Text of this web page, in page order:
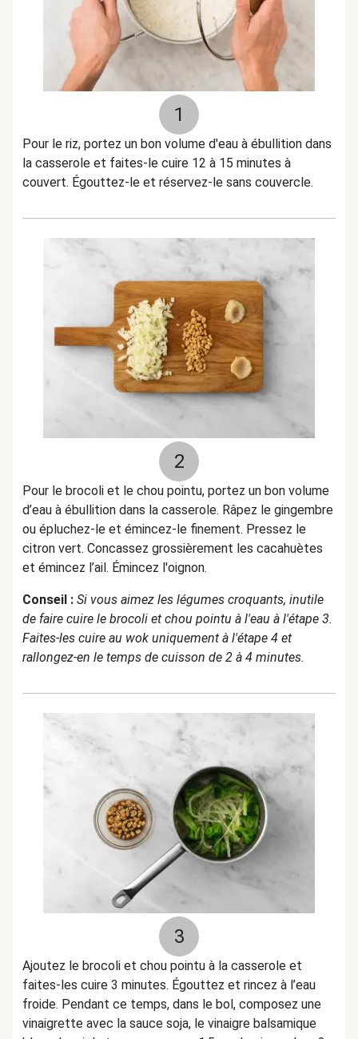
1
Pour le riz, portez un bon volume d'eau à ébullition dans
la casserole et faites-le cuire 12 à 15 minutes à
couvert. Égouttez-le et réservez-le sans couvercle.
2
Pour le brocoli et le chou pointu, portez un bon volume
d’eau à ébullition dans la casserole. Râpez le gingembre
ou épluchez-le et émincez-le finement. Pressez le
citron vert. Concassez grossièrement les cacahuètes
et émincez l’ail. Émincez l'oignon.
Conseil : Si vous aimez les légumes croquants, inutile
de faire cuire le brocoli et chou pointu à l'eau à l'étape 3.
Faites-les cuire au wok uniquement à l'étape 4 et
rallongez-en le temps de cuisson de 2 à 4 minutes.
3
Ajoutez le brocoli et chou pointu à la casserole et
faites-les cuire 3 minutes. Égouttez et rincez à l’eau
froide. Pendant ce temps, dans le bol, composez une
vinaigrette avec la sauce soja, le vinaigre balsamique